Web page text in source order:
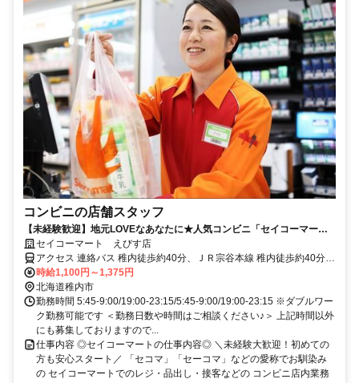
コンビニの店舗スタッフ
【未経験歓迎】地元LOVEなあなたに★人気コンビニ「セイコーマー
ト」であったか接客始めませんか♪
セイコーマート えびす店
アクセス 連絡バス 稚内徒歩約40分、ＪＲ宗谷本線 稚内徒歩約40分、
ＪＲ宗谷本線 南稚内徒歩約67分
時給1,100円～1,375円
北海道稚内市
勤務時間 5:45-9:00/19:00-23:15/5:45-9:00/19:00-23:15 ※ダブルワー
ク勤務可能です ＜勤務日数や時間はご相談ください♪＞ 上記時間以外
にも募集しておりますので...
仕事内容 ◎セイコーマートの仕事内容◎ ＼未経験大歓迎！初めての
方も安心スタート／ 「セコマ」「セーコマ」などの愛称でお馴染み
の セイコーマートでのレジ・品出し・接客などの コンビニ店内業務